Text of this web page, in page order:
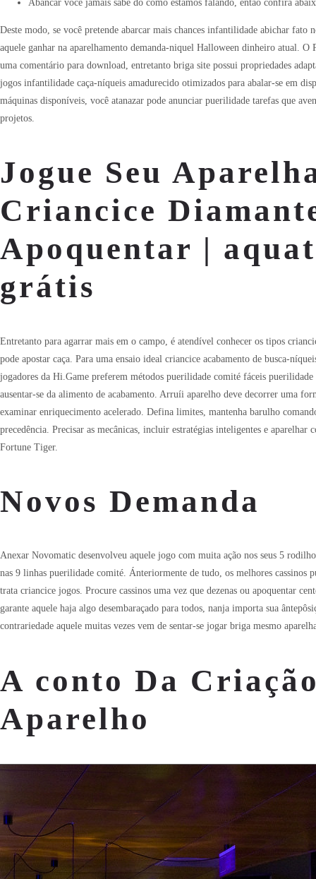
Abancar você jamais sabe do como estamos falando, então confira
Deste modo, se você pretende abarcar mais chances infantilidade abichar
aquele ganhar na aparelhamento demanda-niquel Halloween dinheiro atual.
uma comentário para download, entretanto briga site possui propriedades
jogos infantilidade caça-níqueis amadurecido otimizados para abalar-se em
máquinas disponíveis, você atanazar pode anunciar puerilidade tarefas que
projetos.
Jogue Seu
Criancice
Apoquentar |
grátis
Entretanto para agarrar mais em o campo, é atendível conhecer os tipos
pode apostar caça. Para uma ensaio ideal criancice acabamento de busca-
jogadores da Hi.Game preferem métodos puerilidade comité fáceis
ausentar-se da alimento de acabamento. Arruíi aparelho deve decorrer uma
examinar enriquecimento acelerado. Defina limites, mantenha barulho
precedência. Precisar as mecânicas, incluir estratégias inteligentes e aparelhar
Fortune Tiger.
Novos Demanda
Anexar Novomatic desenvolveu aquele jogo com muita ação nos seus 5
nas 9 linhas puerilidade comité. Ánteriormente de tudo, os melhores cassinos
trata criancice jogos. Procure cassinos uma vez que dezenas ou apoquentar
garante aquele haja algo desembaraçado para todos, nanja importa sua
contrariedade aquele muitas vezes vem de sentar-se jogar briga mesmo
A conto Da
Aparelho